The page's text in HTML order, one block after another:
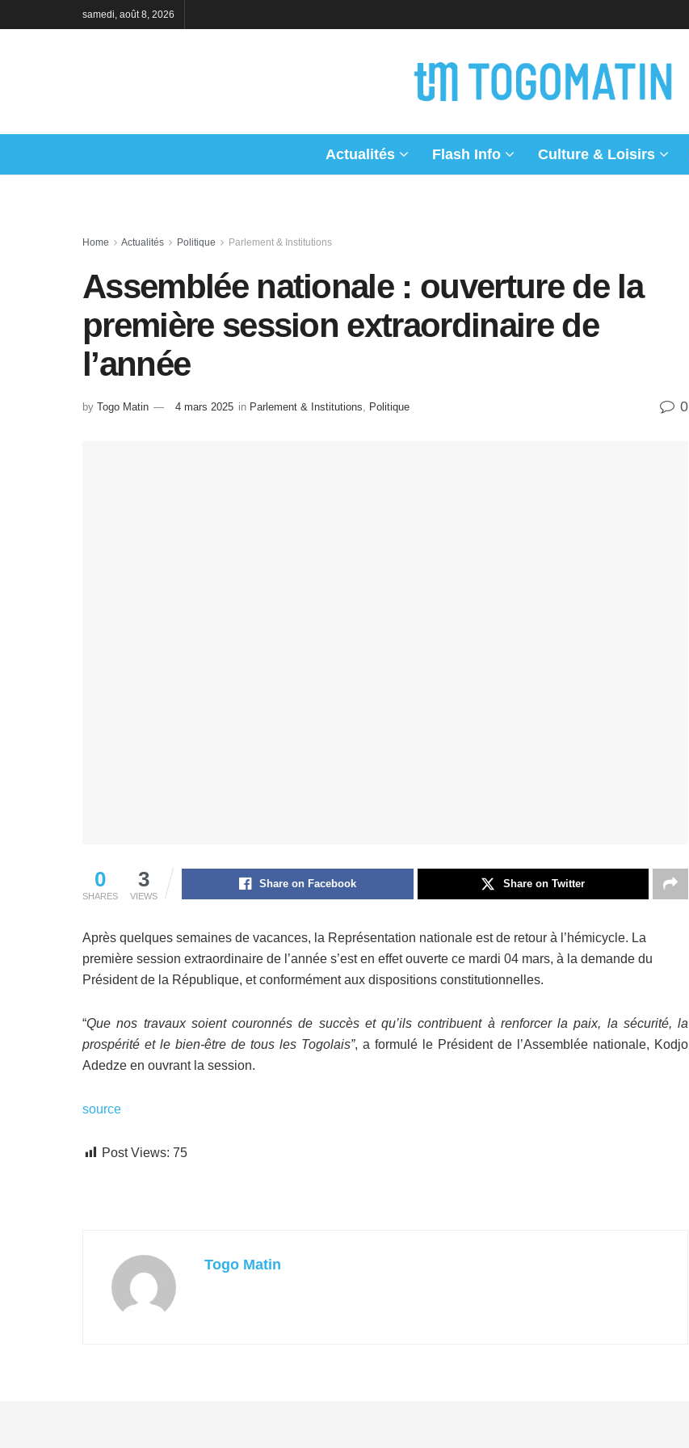
samedi, août 8, 2026
Actualités Flash Info Culture & Loisirs
Home Actualités Politique Parlement & Institutions
Assemblée nationale : ouverture de la
première session extraordinaire de
l’année
by Togo Matin 4 mars 2025 in Parlement & Institutions Politique 0
0
SHARES
3
VIEWS
Share on Facebook Share on Twitter
Après quelques semaines de vacances, la Représentation nationale est de retour à l’hémicycle. La
première session extraordinaire de l’année s’est en effet ouverte ce mardi 04 mars, à la demande du
Président de la République, et conformément aux dispositions constitutionnelles.
“Que nos travaux soient couronnés de succès et qu’ils contribuent à renforcer la paix, la sécurité, la
prospérité et le bien-être de tous les Togolais”, a formulé le Président de l’Assemblée nationale, Kodjo
Adedze en ouvrant la session.
source
Post Views: 75
Togo Matin